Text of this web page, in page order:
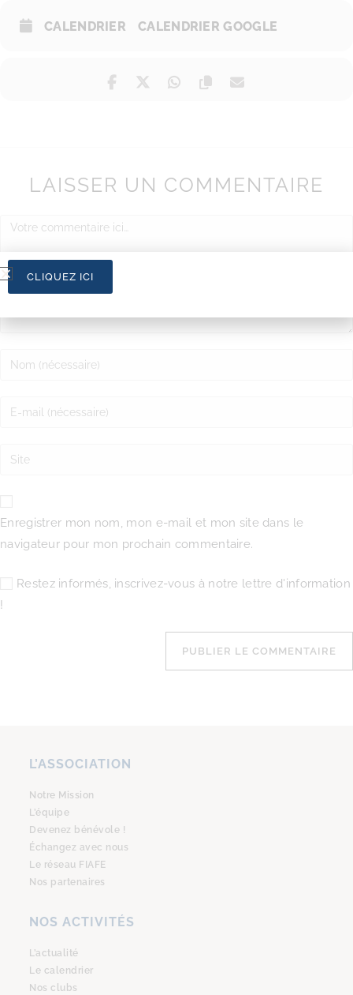
CALENDRIER CALENDRIER GOOGLE
LAISSER UN COMMENTAIRE
Enregistrer mon nom, mon e-mail et mon site dans le
navigateur pour mon prochain commentaire.
Restez informés, inscrivez-vous à notre lettre d'information
!
L’ASSOCIATION
Notre Mission
L’équipe
Devenez bénévole !
Échangez avec nous
Le réseau FIAFE
Nos partenaires
NOS ACTIVITÉS
L’actualité
Le calendrier
Nos clubs
CLIQUEZ ICI